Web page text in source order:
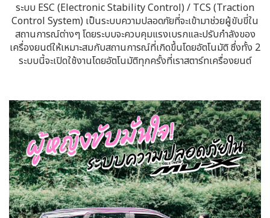
ระบบ ESC (Electronic Stability Control) / TCS (Traction
Control System) เป็นระบบความปลอดภัยที่จะเข้ามาช่วยผู้ขับขี่ใน
สถานการณ์ต่างๆ โดยระบบจะควบคุมแรงเบรกและปรับกำลังของ
เครื่องยนต์ให้เหมาะสมกับสถานการณ์ที่เกิดขึ้นโดยอัตโนมัติ ซึ่งทั้ง 2
ระบบนี้จะเปิดใช้งานโดยอัตโนมัติทุกครั้งที่เราสตาร์ทเครื่องยนต์